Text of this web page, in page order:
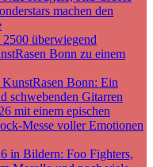
machen den
überwiegend
Bonn zu einem
Bonn: Ein
schwebenden Gitarren
mit einem epischen
Messe voller Emotionen
in Bildern: Foo Fighters,